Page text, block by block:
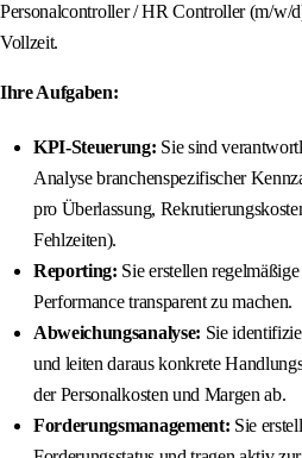
Personalcontroller / HR Controller (m/w/
Vollzeit.
Ihre Aufgaben:
KPI-Steuerung: Sie sind
Analyse branchenspezifischer
pro Überlassung,
Fehlzeiten).
Reporting: Sie erstellen
Performance transparent zu machen.
Abweichungsanalyse: Sie
und leiten daraus konkrete
der Personalkosten und Margen ab.
Forderungsmanagement: Sie